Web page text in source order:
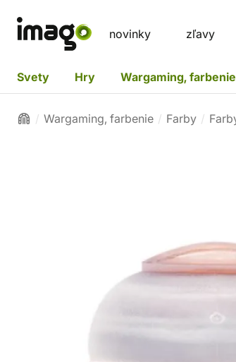
novinky zľavy
Svety Hry Wargaming, farbenie
Wargaming, farbenie Farby